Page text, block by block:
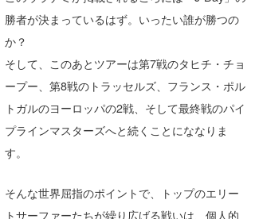
勝者が決まっているはず。いったい誰が勝つの
か？
そして、このあとツアーは第7戦のタヒチ・チョ
ープー、第8戦のトラッセルズ、フランス・ポル
トガルのヨーロッパの2戦、そして最終戦のパイ
プラインマスターズへと続くことにななりま
す。
そんな世界屈指のポイントで、トップのエリー
トサーファーたちが繰り広げる戦いは、個人的